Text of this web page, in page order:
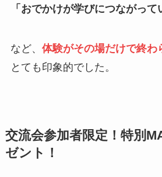
「おでかけが学びにつながって
など、 体験がその場だけで終わ
とても印象的でした。
交流会参加者限定！特別
ゼント！